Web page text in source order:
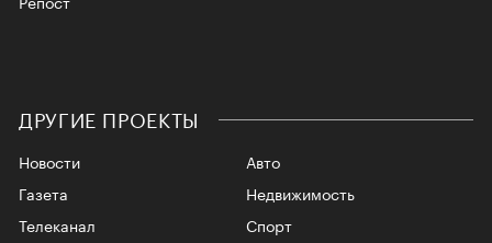
ДРУГИЕ ПРОЕКТЫ
Новости
Газета
Телеканал
Авто
Недвижимость
Спорт